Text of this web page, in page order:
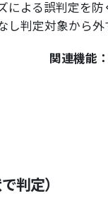
による誤判定を
し判定対象から外
関連機能：
判定）